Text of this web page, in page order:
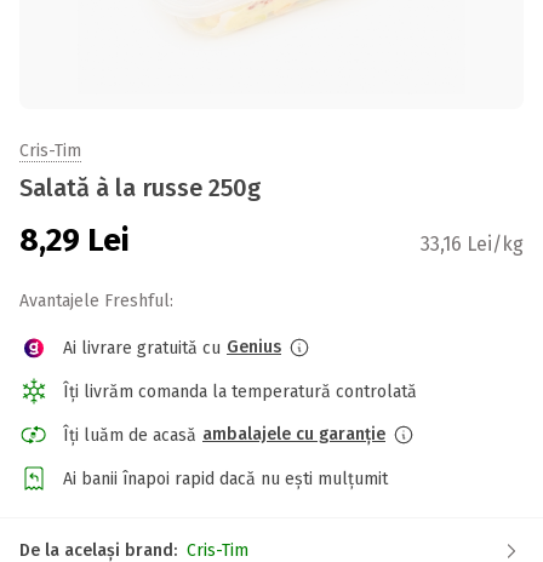
Cris-Tim
Salată à la russe 250g
8,29 Lei 33,16 Lei/kg
Avantajele Freshful:
Ai livrare gratuită cu Genius
Îți livrăm comanda la temperatură controlată
Îți luăm de acasă ambalajele cu garanție
Ai banii înapoi rapid dacă nu ești mulțumit
De la același brand: Cris-Tim